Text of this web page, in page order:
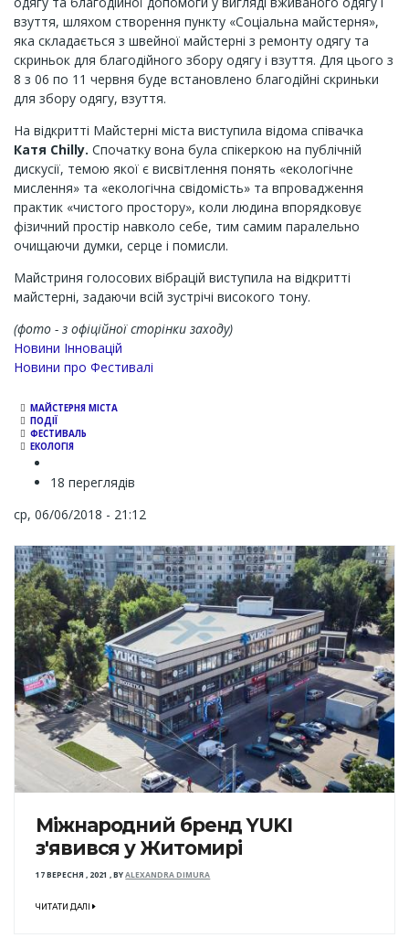
взуття, шляхом створення пункту «Соціальна майстерня»,
яка складається з швейної майстерні з ремонту одягу та
скриньок для благодійного збору одягу і взуття. Для цього з
8 з 06 по 11 червня буде встановлено благодійні скриньки
для збору одягу, взуття.
На відкритті Майстерні міста виступила відома співачка
Катя Chilly. Спочатку вона була спікеркою на публічній
дискусії, темою якої є висвітлення понять «екологічне
мислення» та «екологічна свідомість» та впровадження
практик «чистого простору», коли людина впорядковує
фізичний простір навколо себе, тим самим паралельно
очищаючи думки, серце і помисли.
Майстриня голосових вібрацій виступила на відкритті
майстерні, задаючи всій зустрічі високого тону.
(фото - з офіційної сторінки заходу)
Новини Інновацій
Новини про Фестивалі
МАЙСТЕРНЯ МІСТА
ПОДІЇ
ФЕСТИВАЛЬ
ЕКОЛОГІЯ
18 переглядів
ср, 06/06/2018 - 21:12
Міжнародний бренд YUKI
з'явився у Житомирі
17 ВЕРЕСНЯ , 2021 ,BYALEXANDRA DIMURA
ЧИТАТИ ДАЛІ